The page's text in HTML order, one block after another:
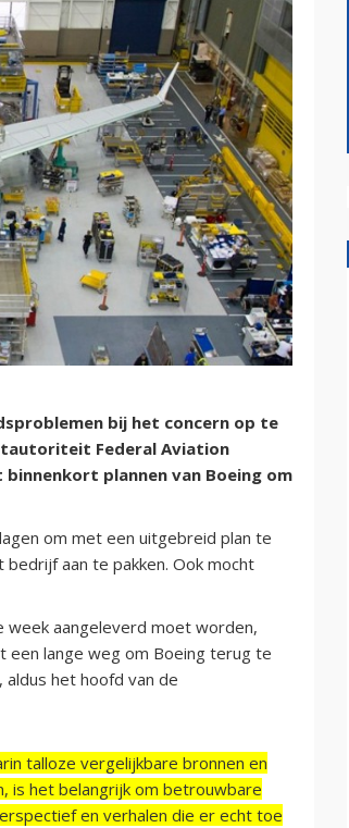
bij het concern op te
Federal Aviation
plannen van Boeing om
om met een uitgebreid plan te
aan te pakken. Ook mocht
week aangeleverd moet worden,
lange weg om Boeing terug te
het hoofd van de
talloze vergelijkbare bronnen en
is het belangrijk om betrouwbare
en verhalen die er echt toe